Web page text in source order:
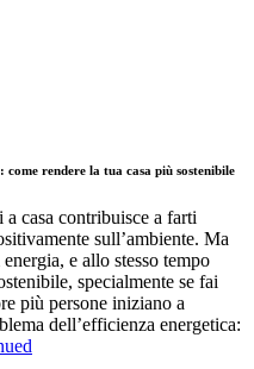
rendere la tua casa più sostenibile
casa contribuisce a farti
sull’ambiente. Ma
e allo stesso tempo
specialmente se fai
più persone iniziano a
dell’efficienza energetica: